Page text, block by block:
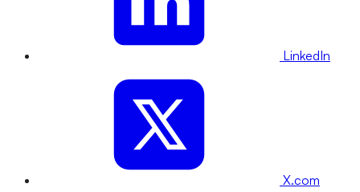
LinkedIn
X.com